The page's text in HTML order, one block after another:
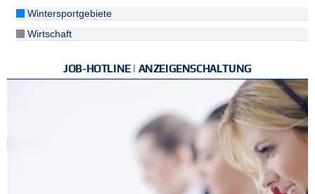
Wintersportgebiete
Wirtschaft
JOB-HOTLINE | ANZEIGENSCHALTUNG